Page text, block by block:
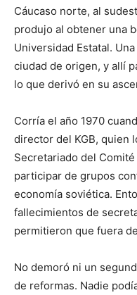
Cáucaso norte, al
produjo al obtener una
Universidad Estatal.
ciudad de origen, y allí
lo que derivó en su
Corría el año 1970
director del KGB, quien
Secretariado del
participar de grupos
economía soviética.
fallecimientos de
permitieron que fuera
No demoró ni un
de reformas. Nadie